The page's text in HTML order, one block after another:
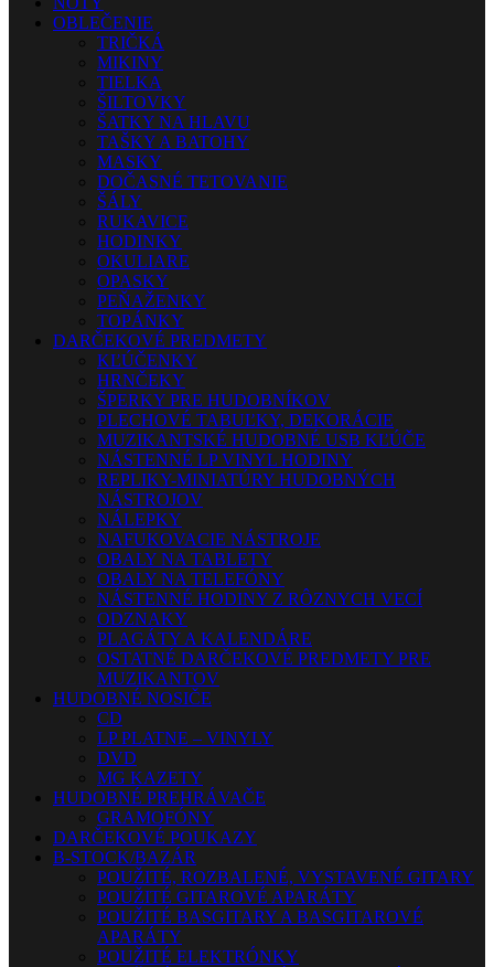
OBLEČENIE
TRIČKÁ
MIKINY
TIELKA
ŠILTOVKY
ŠATKY NA HLAVU
TAŠKY A BATOHY
MASKY
DOČASNÉ TETOVANIE
ŠÁLY
RUKAVICE
HODINKY
OKULIARE
OPASKY
PEŇAŽENKY
TOPÁNKY
DARČEKOVÉ PREDMETY
KĽÚČENKY
HRNČEKY
ŠPERKY PRE HUDOBNÍKOV
PLECHOVÉ TABUĽKY, DEKORÁCIE
MUZIKANTSKÉ HUDOBNÉ USB KĽÚČE
NÁSTENNÉ LP VINYL HODINY
REPLIKY-MINIATÚRY HUDOBNÝCH
NÁSTROJOV
NÁLEPKY
NAFUKOVACIE NÁSTROJE
OBALY NA TABLETY
OBALY NA TELEFÓNY
NÁSTENNÉ HODINY Z RÔZNYCH VECÍ
ODZNAKY
PLAGÁTY A KALENDÁRE
OSTATNÉ DARČEKOVÉ PREDMETY PRE
MUZIKANTOV
HUDOBNÉ NOSIČE
CD
LP PLATNE – VINYLY
DVD
MG KAZETY
HUDOBNÉ PREHRÁVAČE
GRAMOFÓNY
DARČEKOVÉ POUKAZY
B-STOCK/BAZÁR
POUŽITÉ, ROZBALENÉ, VYSTAVENÉ GITARY
POUŽITÉ GITAROVÉ APARÁTY
POUŽITÉ BASGITARY A BASGITAROVÉ
APARÁTY
POUŽITÉ ELEKTRÓNKY